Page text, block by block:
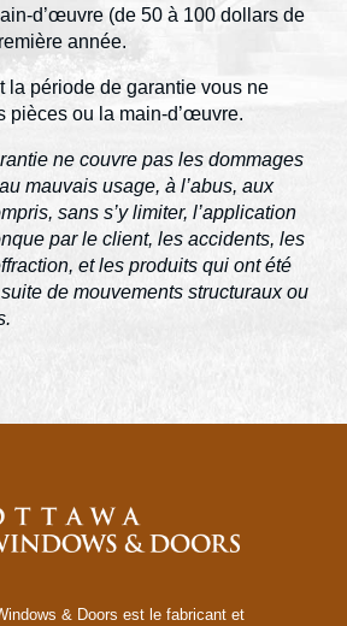
d’œuvre (de 50 à 100 dollars de
année.
la période de garantie vous ne
pièces ou la main-d’œuvre.
ne couvre pas les dommages
mauvais usage, à l’abus, aux
sans s’y limiter, l’application
par le client, les accidents, les
et les produits qui ont été
de mouvements structuraux ou
& Doors est le fabricant et